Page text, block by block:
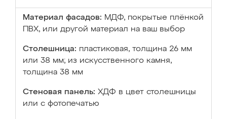
Материал фасадов: МДФ, покрытые плёнкой
ПВХ, или другой материал на ваш выбор
Столешница: пластиковая, толщина 26 мм
или 38 мм; из искусственного камня,
толщина 38 мм
Стеновая панель: ХДФ в цвет столешницы
или с фотопечатью